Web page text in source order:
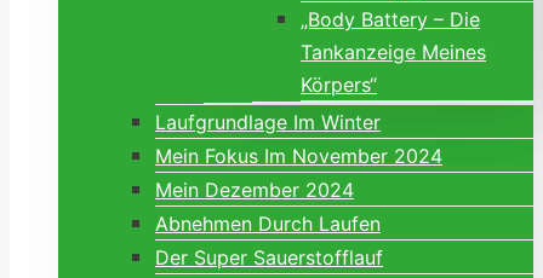
„Body Battery – Die
Tankanzeige Meines
Körpers“
Laufgrundlage Im Winter
Mein Fokus Im November 2024
Mein Dezember 2024
Abnehmen Durch Laufen
Der Super Sauerstofflauf